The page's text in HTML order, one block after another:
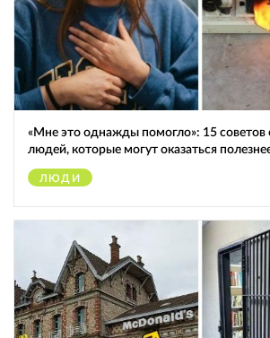
«Мне это однажды помогло»: 15 советов
людей, которые могут оказаться
ЛЮДИ